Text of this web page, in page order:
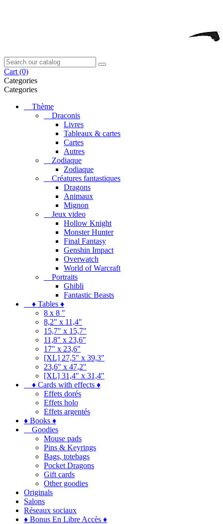
Cart (0)
Categories
Categories
Thème
Draconis
Livres
Tableaux & cartes
Cartes
Autres
Zodiaque
Zodiaque
Créatures fantastiques
Dragons
Animaux
Mignon
Jeux video
Hollow Knight
Monster Hunter
Final Fantasy
Genshin Impact
Overwatch
World of Warcraft
Portraits
Ghibli
Fantastic Beasts
♦ Tables ♦
8 x 8 "
8,2" x 11,4"
15,7" x 15,7"
11,8" x 23,6"
17" x 23,6"
[XL] 27,5" x 39,3"
23,6" x 47,2"
[XL] 31,4" x 31,4"
♦ Cards with effects ♦
Effets dorés
Effets holo
Effets argentés
♦ Books ♦
Goodies
Mouse pads
Pins & Keyrings
Bags, totebags
Pocket Dragons
Gift cards
Other goodies
Originals
Salons
Réseaux sociaux
♦ Bonus En Libre Accès ♦